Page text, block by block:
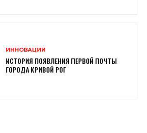
ИННОВАЦИИ
ИСТОРИЯ ПОЯВЛЕНИЯ ПЕРВОЙ ПОЧТЫ
ГОРОДА КРИВОЙ РОГ